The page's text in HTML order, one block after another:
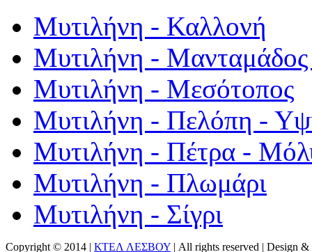
Μυτιλήνη - Καλλονή
Μυτιλήνη - Μανταμάδος
Μυτιλήνη - Μεσότοπος
Μυτιλήνη - Πελόπη -
Μυτιλήνη - Πέτρα -
Μυτιλήνη - Πλωμάρι
Μυτιλήνη - Σίγρι
Copyright © 2014 | ΚΤΕΛ ΛΕΣΒΟΥ | All rights reserved | Design &